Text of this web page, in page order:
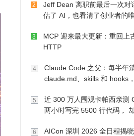
2
Jeff Dean 离职前最后一次对
估了 AI，也看清了创业者的
3
MCP 迎来最大更新：重回上
HTTP
4
Claude Code 之父：每半年
claude.md、skills 和 hooks，
5
近 300 万人围观卡帕西亲测
两小时写完 5500 行代码， 却
6
AICon 深圳 2026 全日程揭